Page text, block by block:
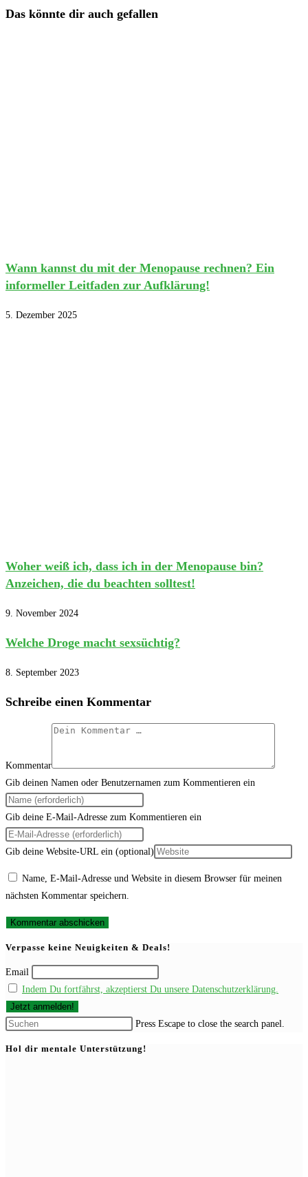
Das könnte dir auch gefallen
Wann kannst du mit der Menopause rechnen? Ein
informeller Leitfaden zur Aufklärung!
5. Dezember 2025
Woher weiß ich, dass ich in der Menopause bin?
Anzeichen, die du beachten solltest!
9. November 2024
Welche Droge macht sexsüchtig?
8. September 2023
Schreibe einen Kommentar
Kommentar
Gib deinen Namen oder Benutzernamen zum Kommentieren ein
Gib deine E-Mail-Adresse zum Kommentieren ein
Gib deine Website-URL ein (optional)
Name, E-Mail-Adresse und Website in diesem Browser für meinen
nächsten Kommentar speichern.
Verpasse keine Neuigkeiten & Deals!
Email
Indem Du fortfährst, akzeptierst Du unsere Datenschutzerklärung.
Press Escape to close the search panel.
Hol dir mentale Unterstützung!